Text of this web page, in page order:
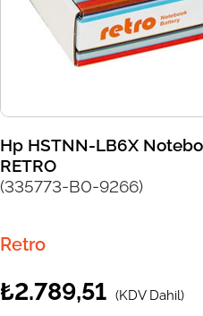
Hp HSTNN-LB6X
RETRO
(335773-B0-9266)
Retro
₺2.789,51 (KDV Dahil)